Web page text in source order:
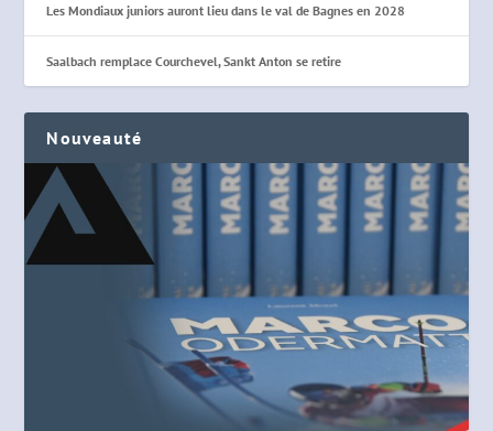
Les Mondiaux juniors auront lieu dans le val de Bagnes en 2028
Saalbach remplace Courchevel, Sankt Anton se retire
Nouveauté